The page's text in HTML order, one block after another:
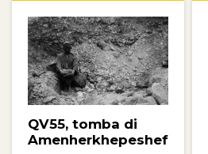
QV55, tomba di
Amenherkhepeshef